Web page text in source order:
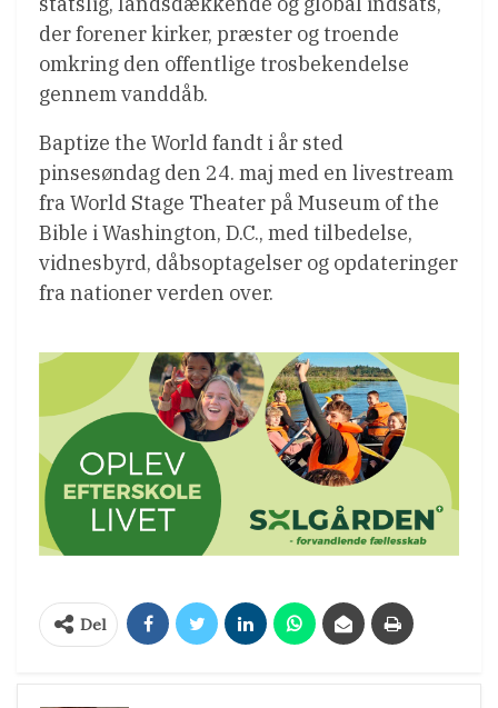
der forener kirker, præster og troende
omkring den offentlige trosbekendelse
gennem vanddåb.
Baptize the World fandt i år sted
pinsesøndag den 24. maj med en livestream
fra World Stage Theater på Museum of the
Bible i Washington, D.C., med tilbedelse,
vidnesbyrd, dåbsoptagelser og opdateringer
fra nationer verden over.
Del